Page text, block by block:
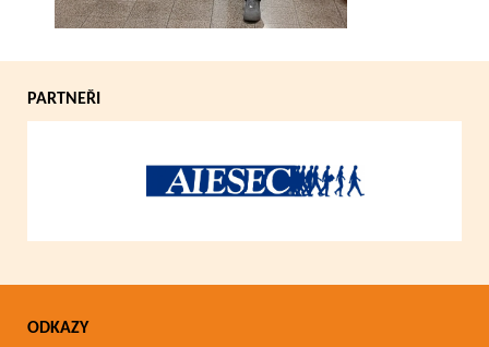
PARTNEŘI
ODKAZY